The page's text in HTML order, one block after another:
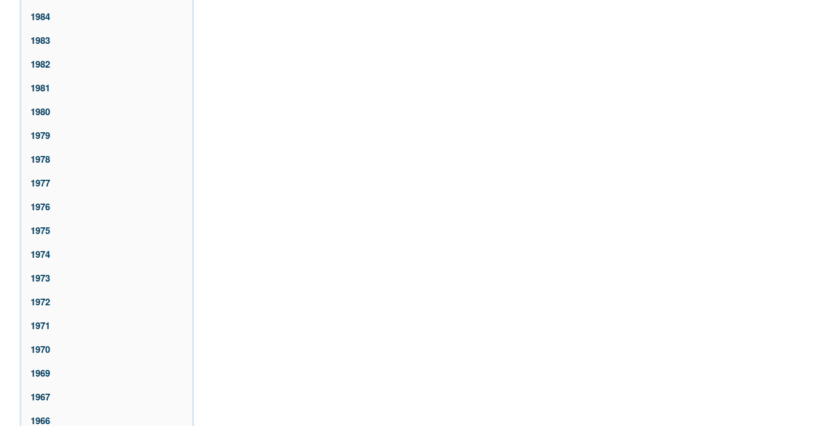
1984
1983
1982
1981
1980
1979
1978
1977
1976
1975
1974
1973
1972
1971
1970
1969
1967
1966